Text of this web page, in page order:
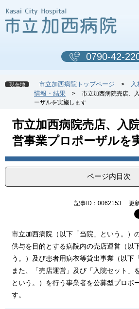
ー
ジ
。
ニ
ュ
て
0790-42-
現在地 市立加西病院トップページ > 入
情報・結果
>
市立加西病院売店、
ーザルを実施します
市立加西病院売店、入
営事業プロポーザルを
ページ内目次
記事ID：0062153 更
市立加西病院（以下「当院」という。）
供与を目的とする病院内の売店運営（以
う。）及び患者用病衣等貸出事業（以下
また、「売店運営」及び「入院セット」
という。）を行う事業者を公募型プロポ
す。